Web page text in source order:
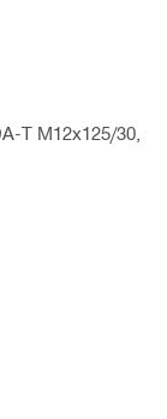
T M12x125/30,